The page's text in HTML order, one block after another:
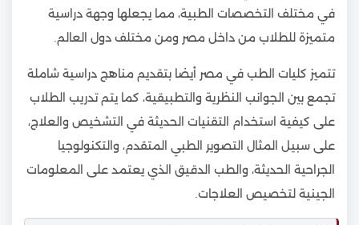
في مختلف التخصصات الطبية، مما يجعلها وجهة دراسية
متميزة للطلاب من داخل مصر ومن مختلف دول العالم.
تتميز كليات الطب في مصر أيضا بتقديم مناهج دراسية شاملة
تجمع بين الجوانب النظرية والتطبيقية، كما يتم تدريب الطلاب
على كيفية استخدام التقنيات الحديثة في التشخيص والعلاج،
على سبيل المثال التصوير الطبي المتقدم، والتكنولوجيا
الجراحية الحديثة، والطب الدقيق الذي يعتمد على المعلومات
الجينية لتخصيص العلاجات.